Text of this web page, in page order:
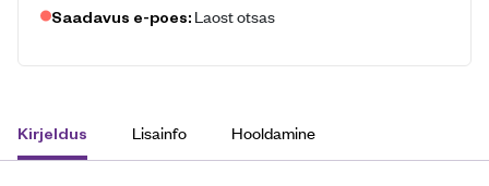
Saadavus e-poes: Laost otsas
Kirjeldus Lisainfo Hooldamine